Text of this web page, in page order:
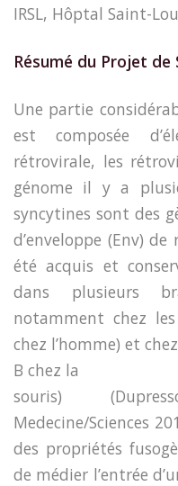
IRSL, Hôptal Saint-
Résumé du Projet de
Une partie
est composée
rétrovirale, les
génome il y a
syncytines sont des
d’enveloppe (Env)
été acquis et
dans plusieurs
notamment chez
chez l’homme) et
B chez la
souris)
Medecine/Sciences
des propriétés
de médier l’entrée